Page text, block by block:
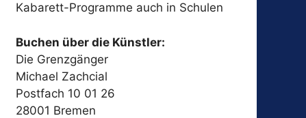
Kabarett-Programme auch in Schulen
Buchen über die Künstler:
Die Grenzgänger
Michael Zachcial
Postfach 10 01 26
28001 Bremen